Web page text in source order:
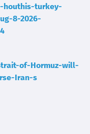
houthis-turkey-
8-2026-
of-Hormuz-will-
Iran-s